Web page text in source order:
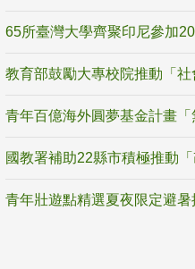
65所臺灣大學齊聚印尼參加